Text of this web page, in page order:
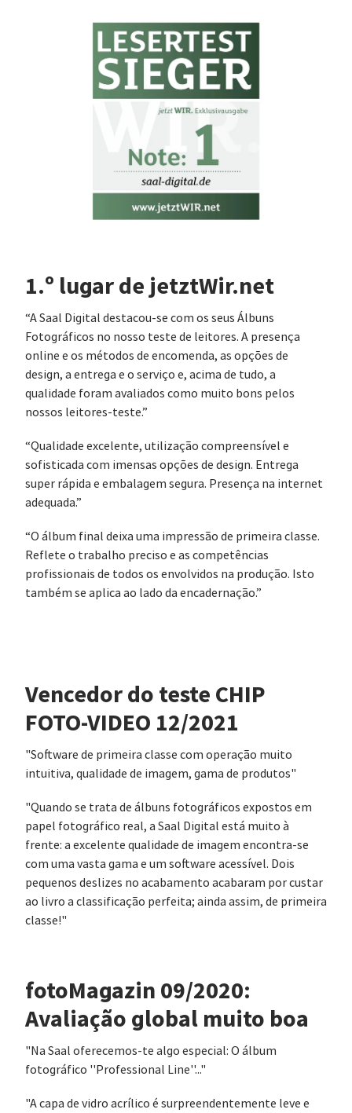
1.º lugar de jetztWir.net
“A Saal Digital destacou-se com os seus Álbuns
Fotográficos no nosso teste de leitores. A presença
online e os métodos de encomenda, as opções de
design, a entrega e o serviço e, acima de tudo, a
qualidade foram avaliados como muito bons pelos
nossos leitores-teste.”
“Qualidade excelente, utilização compreensível e
sofisticada com imensas opções de design. Entrega
super rápida e embalagem segura. Presença na internet
adequada.”
“O álbum final deixa uma impressão de primeira classe.
Reflete o trabalho preciso e as competências
profissionais de todos os envolvidos na produção. Isto
também se aplica ao lado da encadernação.”
Vencedor do teste CHIP
FOTO-VIDEO 12/2021
"Software de primeira classe com operação muito
intuitiva, qualidade de imagem, gama de produtos"
"Quando se trata de álbuns fotográficos expostos em
papel fotográfico real, a Saal Digital está muito à
frente: a excelente qualidade de imagem encontra-se
com uma vasta gama e um software acessível. Dois
pequenos deslizes no acabamento acabaram por custar
ao livro a classificação perfeita; ainda assim, de primeira
classe!"
fotoMagazin 09/2020:
Avaliação global muito boa
"Na Saal oferecemos-te algo especial: O álbum
fotográfico ''Professional Line''..."
"A capa de vidro acrílico é surpreendentemente leve e